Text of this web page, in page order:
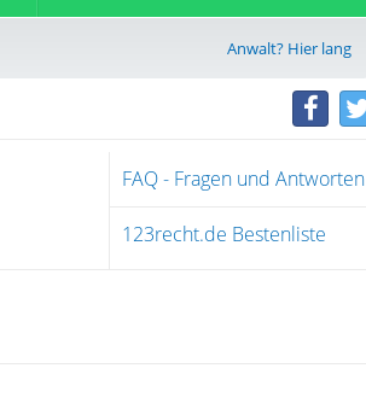
Anwalt? Hier lang
FAQ - Fragen und Antworten
123recht.de Bestenliste